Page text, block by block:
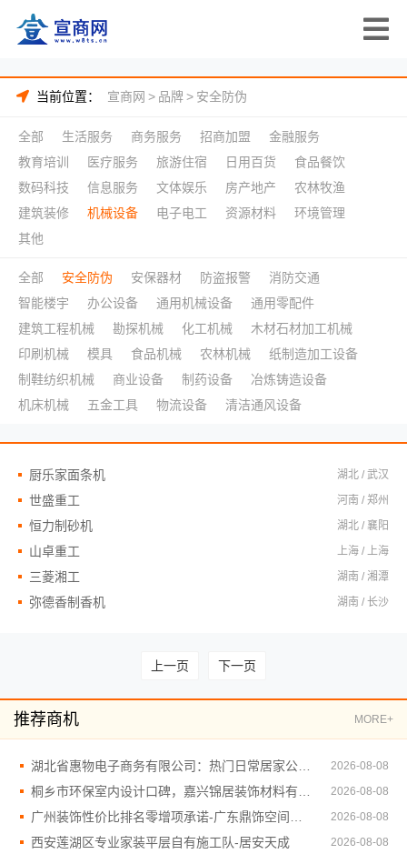
当前位置： 宣商网 > 品牌> 安全防伪
全部 生活服务 商务服务 招商加盟
金融服务
教育培训
医疗服务 旅游住宿 日用百货
食品餐饮
数码科技
信息服务 文体娱乐 房产地产
农林牧渔
建筑装修
机械设备 电子电工 资源材料
环境管理
其他
全部 安全防伪 安保器材 防盗报警
消防交通
智能楼宇
办公设备 通用机械设备
通用零配件
建筑工程机械
勘探机械 化工机械
木材石材加工机械
印刷机械
模具 食品机械 农林机械
纸制造加工设备
制鞋纺织机械
商业设备 制药设备
冶炼铸造设备
机床机械
五金工具 物流设备 清洁通风设备
厨乐家面条机 湖北 / 武汉
世盛重工 河南 / 郑州
恒力制砂机 湖北 / 襄阳
山卓重工 上海 / 上海
三菱湘工 湖南 / 湘潭
弥德香制香机 湖南 / 长沙
上一页 下一页
推荐商机 MORE+
2026-08-08
2026-08-08
2026-08-08
西安莲湖区专业家装平层自有施工队-居安天成 2026-08-08